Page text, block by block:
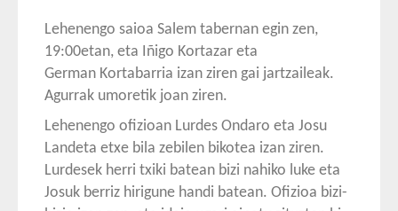
Lehenengo saioa Salem tabernan egin zen,
19:00etan, eta Iñigo Kortazar eta
German Kortabarria izan ziren gai jartzaileak.
Agurrak umoretik joan ziren.
Lehenengo ofizioan Lurdes Ondaro eta Josu
Landeta etxe bila zebilen bikotea izan ziren.
Lurdesek herri txiki batean bizi nahiko luke eta
Josuk berriz hirigune handi batean. Ofizioa bizi-